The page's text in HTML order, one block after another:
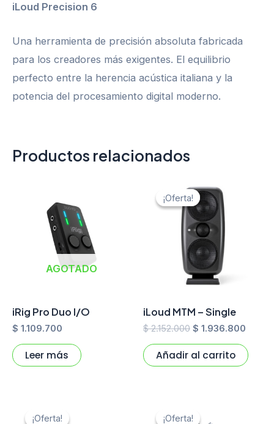
iLoud Precision 6
Una herramienta de precisión absoluta fabricada
para los creadores más exigentes. El equilibrio
perfecto entre la herencia acústica italiana y la
potencia del procesamiento digital moderno.
Productos relacionados
AGOTADO
iRig Pro Duo I/O
$ 1.109.700
Leer más
¡Oferta!
¡Oferta!
iLoud MTM – Single
$2.152.000
precio
original
era:
$ 2.152.000.
$ 1.936.800
Añadir al carrito
¡Oferta!
¡Oferta! ¡Oferta!
¡Oferta!